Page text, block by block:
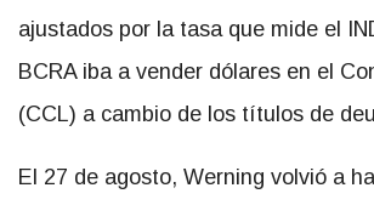
ajustados por la tasa que mide el
BCRA iba a vender dólares en el
(CCL) a cambio de los títulos de
El 27 de agosto, Werning volvió a